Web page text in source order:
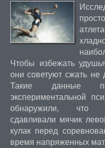
Чтобы избежать
они советуют сжать
Такие данные
экспериментальной
обнаружили, что
сдавливали мячик
кулак перед
время напряженных